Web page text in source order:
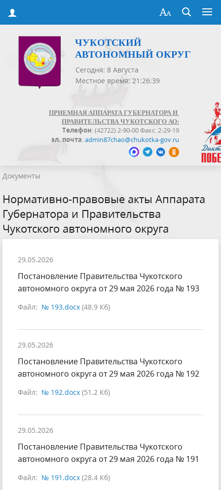
ЧУКОТСКИЙ
АВТОНОМНЫЙ ОКРУГ
Сегодня: 8 Августа
Местное время: 21:26:40
ПРИЕМНАЯ АППАРАТА ГУБЕРНАТОРА И
ПРАВИТЕЛЬСТВА ЧУКОТСКОГО АО:
Телефон: (42722) 2-90-00 Факс: 2-29-19
эл. почта:admin87chao@chukotka-gov.ru
Документы
Нормативно-правовые акты Аппарата
Губернатора и Правительства
Чукотского автономного округа
29.05.2026
Постановление Правительства Чукотского
автономного округа от 29 мая 2026 года № 193
Файл: № 193.docx (48.9 Кб)
29.05.2026
Постановление Правительства Чукотского
автономного округа от 29 мая 2026 года № 192
Файл: № 192.docx (51.2 Кб)
29.05.2026
Постановление Правительства Чукотского
автономного округа от 29 мая 2026 года № 191
Файл: № 191.docx (28.4 Кб)